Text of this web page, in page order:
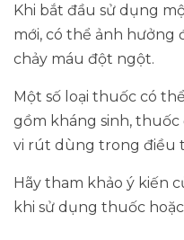
Khi bắt đầu sử dụng
mới, có thể ảnh hưởng
chảy máu đột ngột.
Một số loại thuốc có
gồm kháng sinh, thuốc
vi rút dùng trong điều
Hãy tham khảo ý kiến
khi sử dụng thuốc